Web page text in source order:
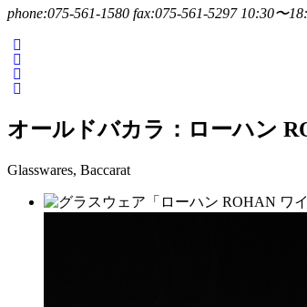
phone:075-561-1580 fax:075-561-5297 10:30〜
オールドバカラ：ローハン
Glasswares, Baccarat